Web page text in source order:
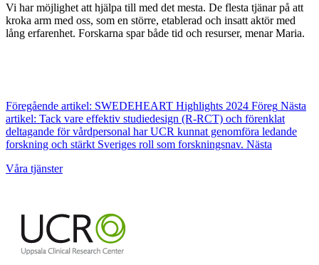
Vi har möjlighet att hjälpa till med det mesta. De flesta tjänar på att
kroka arm med oss, som en större, etablerad och insatt aktör med
lång erfarenhet. Forskarna spar både tid och resurser, menar Maria.
Föregående artikel: SWEDEHEART Highlights 2024 Föreg Nästa
artikel: Tack vare effektiv studiedesign (R-RCT) och förenklat
deltagande för vårdpersonal har UCR kunnat genomföra ledande
forskning och stärkt Sveriges roll som forskningsnav. Nästa
Våra tjänster